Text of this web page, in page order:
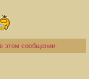
этом сообщении.